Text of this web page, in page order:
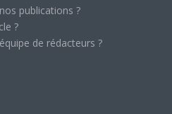
publications ?
?
de rédacteurs ?